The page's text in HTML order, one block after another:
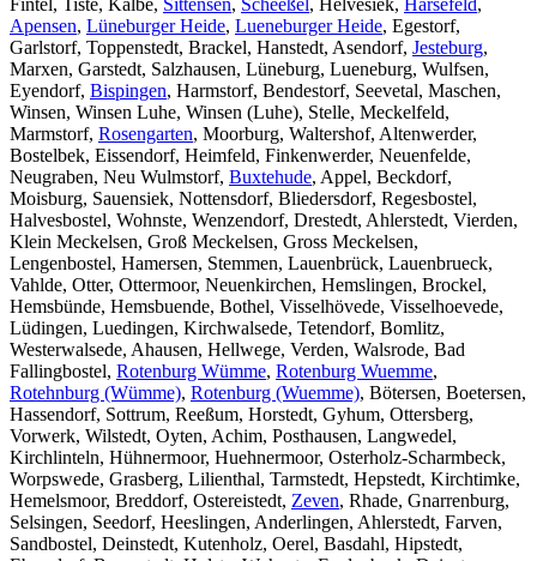
Apensen, Lüneburger Heide, Lueneburger Heide, Egestorf,
Garlstorf, Toppenstedt, Brackel, Hanstedt, Asendorf, Jesteburg,
Marxen, Garstedt, Salzhausen, Lüneburg, Lueneburg, Wulfsen,
Eyendorf, Bispingen, Harmstorf, Bendestorf, Seevetal, Maschen,
Winsen, Winsen Luhe, Winsen (Luhe), Stelle, Meckelfeld,
Marmstorf, Rosengarten, Moorburg, Waltershof, Altenwerder,
Bostelbek, Eissendorf, Heimfeld, Finkenwerder, Neuenfelde,
Neugraben, Neu Wulmstorf, Buxtehude, Appel, Beckdorf,
Moisburg, Sauensiek, Nottensdorf, Bliedersdorf, Regesbostel,
Halvesbostel, Wohnste, Wenzendorf, Drestedt, Ahlerstedt, Vierden,
Klein Meckelsen, Groß Meckelsen, Gross Meckelsen,
Lengenbostel, Hamersen, Stemmen, Lauenbrück, Lauenbrueck,
Vahlde, Otter, Ottermoor, Neuenkirchen, Hemslingen, Brockel,
Hemsbünde, Hemsbuende, Bothel, Visselhövede, Visselhoevede,
Lüdingen, Luedingen, Kirchwalsede, Tetendorf, Bomlitz,
Westerwalsede, Ahausen, Hellwege, Verden, Walsrode, Bad
Fallingbostel, Rotenburg Wümme, Rotenburg Wuemme,
Rotehnburg (Wümme), Rotenburg (Wuemme), Bötersen, Boetersen,
Hassendorf, Sottrum, Reeßum, Horstedt, Gyhum, Ottersberg,
Vorwerk, Wilstedt, Oyten, Achim, Posthausen, Langwedel,
Kirchlinteln, Hühnermoor, Huehnermoor, Osterholz-Scharmbeck,
Worpswede, Grasberg, Lilienthal, Tarmstedt, Hepstedt, Kirchtimke,
Hemelsmoor, Breddorf, Ostereistedt, Zeven, Rhade, Gnarrenburg,
Selsingen, Seedorf, Heeslingen, Anderlingen, Ahlerstedt, Farven,
Sandbostel, Deinstedt, Kutenholz, Oerel, Basdahl, Hipstedt,